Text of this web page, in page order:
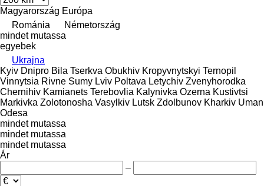
Magyarország Európa
Románia
Németország
mindet mutassa
egyebek
Ukrajna
Kyiv Dnipro Bila Tserkva Obukhiv Kropyvnytskyi Ternopil
Vinnytsia Rivne Sumy Lviv Poltava Letychiv Zvenyhorodka
Chernihiv Kamianets Terebovlia Kalynivka Ozerna Kustivtsi
Markivka Zolotonosha Vasylkiv Lutsk Zdolbunov Kharkiv Uman
Odesa
mindet mutassa
mindet mutassa
mindet mutassa
Ár
–